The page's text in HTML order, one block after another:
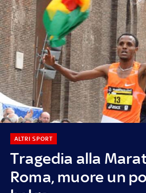
Tragedia alla
Roma, muore un
ALTRI SPORT